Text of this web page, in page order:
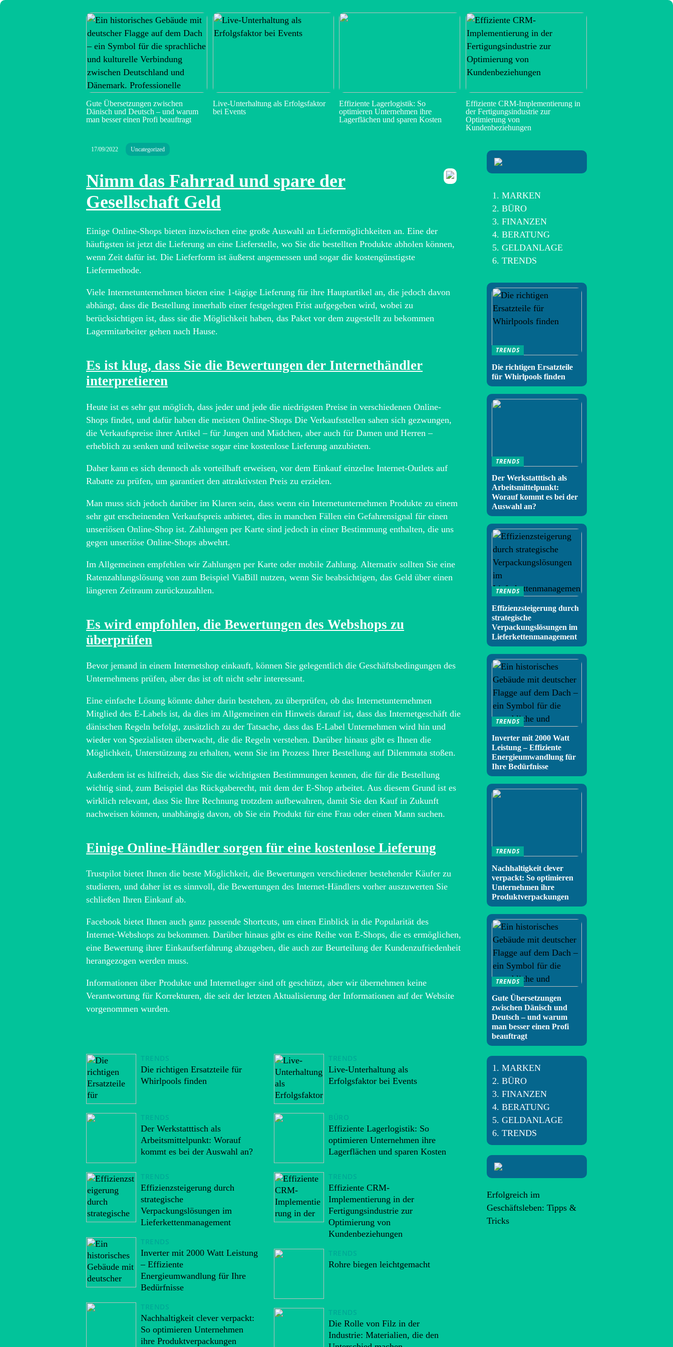
Gute Übersetzungen zwischen
Dänisch und Deutsch – und warum
man besser einen Profi beauftragt
Live-Unterhaltung als Erfolgsfaktor
bei Events
Effiziente Lagerlogistik: So
optimieren Unternehmen ihre
Lagerflächen und sparen Kosten
Effiziente CRM-Implementierung in
der Fertigungsindustrie zur
Optimierung von
Kundenbeziehungen
17/09/2022 Uncategorized
Nimm das Fahrrad und spare der
Gesellschaft Geld
Einige Online-Shops bieten inzwischen eine große Auswahl an Liefermöglichkeiten an. Eine der
häufigsten ist jetzt die Lieferung an eine Lieferstelle, wo Sie die bestellten Produkte abholen können,
wenn Zeit dafür ist. Die Lieferform ist äußerst angemessen und sogar die kostengünstigste
Liefermethode.
Viele Internetunternehmen bieten eine 1-tägige Lieferung für ihre Hauptartikel an, die jedoch davon
abhängt, dass die Bestellung innerhalb einer festgelegten Frist aufgegeben wird, wobei zu
berücksichtigen ist, dass sie die Möglichkeit haben, das Paket vor dem zugestellt zu bekommen
Lagermitarbeiter gehen nach Hause.
Es ist klug, dass Sie die Bewertungen der Internethändler
interpretieren
Heute ist es sehr gut möglich, dass jeder und jede die niedrigsten Preise in verschiedenen Online-
Shops findet, und dafür haben die meisten Online-Shops Die Verkaufsstellen sahen sich gezwungen,
die Verkaufspreise ihrer Artikel – für Jungen und Mädchen, aber auch für Damen und Herren –
erheblich zu senken und teilweise sogar eine kostenlose Lieferung anzubieten.
Daher kann es sich dennoch als vorteilhaft erweisen, vor dem Einkauf einzelne Internet-Outlets auf
Rabatte zu prüfen, um garantiert den attraktivsten Preis zu erzielen.
Man muss sich jedoch darüber im Klaren sein, dass wenn ein Internetunternehmen Produkte zu einem
sehr gut erscheinenden Verkaufspreis anbietet, dies in manchen Fällen ein Gefahrensignal für einen
unseriösen Online-Shop ist. Zahlungen per Karte sind jedoch in einer Bestimmung enthalten, die uns
gegen unseriöse Online-Shops abwehrt.
Im Allgemeinen empfehlen wir Zahlungen per Karte oder mobile Zahlung. Alternativ sollten Sie eine
Ratenzahlungslösung von zum Beispiel ViaBill nutzen, wenn Sie beabsichtigen, das Geld über einen
längeren Zeitraum zurückzuzahlen.
Es wird empfohlen, die Bewertungen des Webshops zu
überprüfen
Bevor jemand in einem Internetshop einkauft, können Sie gelegentlich die Geschäftsbedingungen des
Unternehmens prüfen, aber das ist oft nicht sehr interessant.
Eine einfache Lösung könnte daher darin bestehen, zu überprüfen, ob das Internetunternehmen
Mitglied des E-Labels ist, da dies im Allgemeinen ein Hinweis darauf ist, dass das Internetgeschäft die
dänischen Regeln befolgt, zusätzlich zu der Tatsache, dass das E-Label Unternehmen wird hin und
wieder von Spezialisten überwacht, die die Regeln verstehen. Darüber hinaus gibt es Ihnen die
Möglichkeit, Unterstützung zu erhalten, wenn Sie im Prozess Ihrer Bestellung auf Dilemmata stoßen.
Außerdem ist es hilfreich, dass Sie die wichtigsten Bestimmungen kennen, die für die Bestellung
wichtig sind, zum Beispiel das Rückgaberecht, mit dem der E-Shop arbeitet. Aus diesem Grund ist es
wirklich relevant, dass Sie Ihre Rechnung trotzdem aufbewahren, damit Sie den Kauf in Zukunft
nachweisen können, unabhängig davon, ob Sie ein Produkt für eine Frau oder einen Mann suchen.
Einige Online-Händler sorgen für eine kostenlose Lieferung
Trustpilot bietet Ihnen die beste Möglichkeit, die Bewertungen verschiedener bestehender Käufer zu
studieren, und daher ist es sinnvoll, die Bewertungen des Internet-Händlers vorher auszuwerten Sie
schließen Ihren Einkauf ab.
Facebook bietet Ihnen auch ganz passende Shortcuts, um einen Einblick in die Popularität des
Internet-Webshops zu bekommen. Darüber hinaus gibt es eine Reihe von E-Shops, die es ermöglichen,
eine Bewertung ihrer Einkaufserfahrung abzugeben, die auch zur Beurteilung der Kundenzufriedenheit
herangezogen werden muss.
Informationen über Produkte und Internetlager sind oft geschützt, aber wir übernehmen keine
Verantwortung für Korrekturen, die seit der letzten Aktualisierung der Informationen auf der Website
vorgenommen wurden.
TRENDS
Die richtigen Ersatzteile für
Whirlpools finden
TRENDS
Der Werkstatttisch als
Arbeitsmittelpunkt: Worauf
kommt es bei der Auswahl an?
TRENDS
Effizienzsteigerung durch
strategische
Verpackungslösungen im
Lieferkettenmanagement
TRENDS
Inverter mit 2000 Watt Leistung
– Effiziente
Energieumwandlung für Ihre
Bedürfnisse
TRENDS
Nachhaltigkeit clever verpackt:
So optimieren Unternehmen
ihre Produktverpackungen
TRENDS
Live-Unterhaltung als
Erfolgsfaktor bei Events
BÜRO
Effiziente Lagerlogistik: So
optimieren Unternehmen ihre
Lagerflächen und sparen Kosten
TRENDS
Effiziente CRM-
Implementierung in der
Fertigungsindustrie zur
Optimierung von
Kundenbeziehungen
TRENDS
Rohre biegen leichtgemacht
TRENDS
Die Rolle von Filz in der
Industrie: Materialien, die den
MARKEN
BÜRO
FINANZEN
BERATUNG
GELDANLAGE
TRENDS
TRENDS
Die richtigen Ersatzteile
für Whirlpools finden
TRENDS
Der Werkstatttisch als
Arbeitsmittelpunkt:
Worauf kommt es bei der
Auswahl an?
TRENDS
Effizienzsteigerung durch
strategische
Verpackungslösungen im
Lieferkettenmanagement
TRENDS
Inverter mit 2000 Watt
Leistung – Effiziente
Energieumwandlung für
Ihre Bedürfnisse
TRENDS
Nachhaltigkeit clever
verpackt: So optimieren
Unternehmen ihre
Produktverpackungen
TRENDS
Gute Übersetzungen
zwischen Dänisch und
Deutsch – und warum
man besser einen Profi
beauftragt
MARKEN
BÜRO
FINANZEN
BERATUNG
GELDANLAGE
TRENDS
Erfolgreich im
Geschäftsleben: Tipps &
Tricks